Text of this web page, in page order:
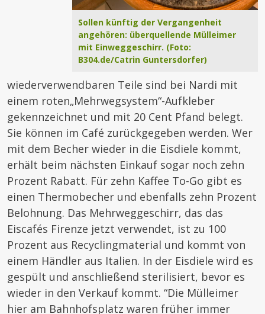
Sollen künftig der Vergangenheit
angehören: überquellende Mülleimer
mit Einweggeschirr. (Foto:
B304.de/Catrin Guntersdorfer)
wiederverwendbaren Teile sind bei Nardi mit
einem roten„Mehrwegsystem“-Aufkleber
gekennzeichnet und mit 20 Cent Pfand belegt.
Sie können im Café zurückgegeben werden. Wer
mit dem Becher wieder in die Eisdiele kommt,
erhält beim nächsten Einkauf sogar noch zehn
Prozent Rabatt. Für zehn Kaffee To-Go gibt es
einen Thermobecher und ebenfalls zehn Prozent
Belohnung. Das Mehrweggeschirr, das das
Eiscafés Firenze jetzt verwendet, ist zu 100
Prozent aus Recyclingmaterial und kommt von
einem Händler aus Italien. In der Eisdiele wird es
gespült und anschließend sterilisiert, bevor es
wieder in den Verkauf kommt. “Die Mülleimer
hier am Bahnhofsplatz waren früher immer